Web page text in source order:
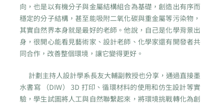
向，也是以有機分子與金屬結構組合為基礎，創造出有序而
穩定的分子結構，甚至能吸附二氧化碳與重金屬等污染物，
其實自然界本身就是最好的老師。他說，自己是化學背景出
身，很開心能看見藝術家、設計老師、化學家還有開發者共
同合作，改善整個環境，讓它變得更好。
計劃主持人設計學系長友大輔副教授也分享，通過直接墨
水書寫 （DIW） 3D 打印、循環材料的使用和仿生設計等實
驗，學生試圖將人工與自然聯繫起來，將環境挑戰轉化為創